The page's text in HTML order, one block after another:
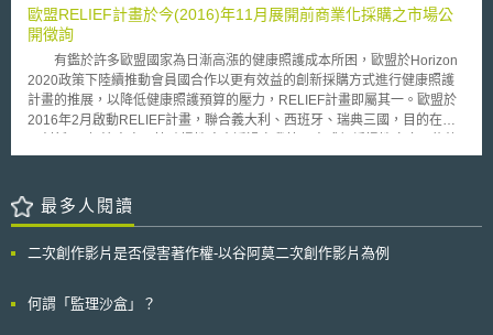
現，因此主張資料處理的責任應該在於臉書身上，處罰對象也應該是臉書。
判決理由指出，臉書作為粉絲專頁相關個人資料的控制者（data
controller）應負相關責任並無疑問，但歐盟地區粉絲專業的管理者，應該
和臉書一樣，作為資料處理的共同責任者。蓋管理者係運用臉書提供的設定
參數，將粉絲專頁的近用者資料蒐集處理，應該負共同責任。因此歐盟法院
判決，利用臉書平台經營粉絲專頁，並獲取臉書相關服務的管理者
（administrator），並不能免於個資保護法律的法遵義務。 另外依據德
機，審查公共機構粉絲頁面的合法性與是否遵守法律規定，並在必要時說服
Facebook調整資料保護。
歐盟RELIEF計畫於今(2016)年11月展開前商業化採購之市場公
開徵詢
有鑑於許多歐盟國家為日漸高漲的健康照護成本所困，歐盟於Horizon
2020政策下陸續推動會員國合作以更有效益的創新採購方式進行健康照護
計畫的推展，以降低健康照護預算的壓力，RELIEF計畫即屬其一。歐盟於
2016年2月啟動RELIEF計畫，聯合義大利、西班牙、瑞典三國，目的在發
持續獨立生活。欲採購的ICT創新服務為目前尚不存在於市場上、仍需經研
畫係採「前商業化採購(Pre-Commercial Procurement, PCP)」方式進行跨
國公告招標。目前RELIEF計畫正在進行PCP準備階段之公開市場徵詢，除
workshop形式舉辦三場公開市場徵詢會議。 RELIEF計畫另一重要目標
悉並妥善運用PCP流程及工具 。「前商業化採購」為歐盟廣泛創新戰略中
最多人閱讀
二次創作影片是否侵害著作權-以谷阿莫二次創作影片為例
何謂「監理沙盒」？